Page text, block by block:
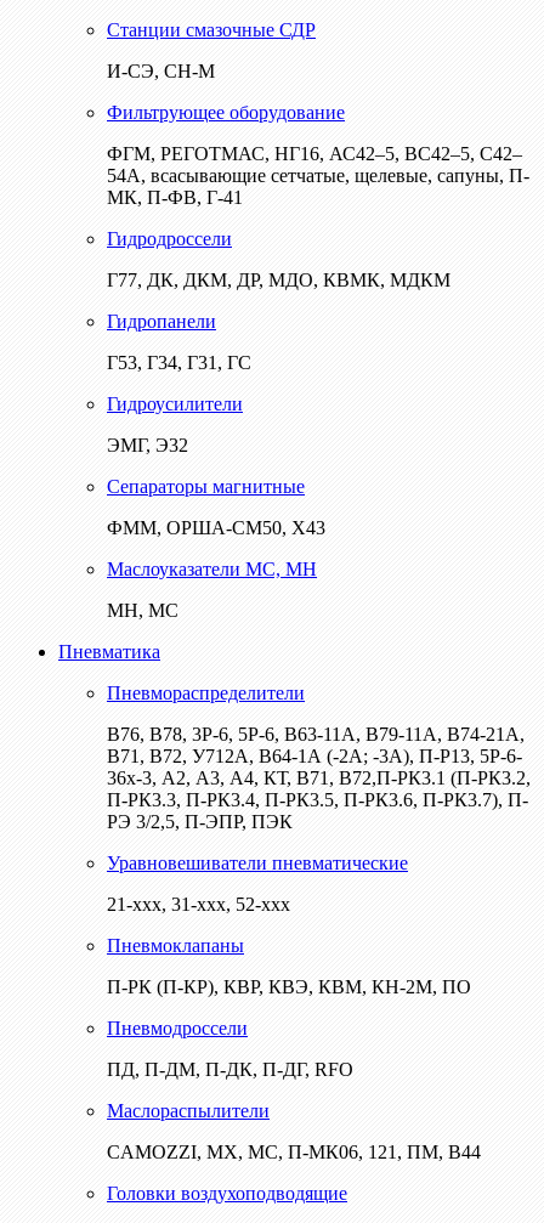
Станции смазочные СДР
И-СЭ, СН-М
Фильтрующее оборудование
ФГМ, РЕГОТМАС, НГ16, АС42–5, ВС42–5, С42–
54А, всасывающие сетчатые, щелевые, сапуны, П-
МК, П-ФВ, Г-41
Гидродроссели
Г77, ДК, ДКМ, ДР, МДО, КВМК, МДКМ
Гидропанели
Г53, Г34, Г31, ГС
Гидроусилители
ЭМГ, Э32
Сепараторы магнитные
ФММ, ОРША-СМ50, Х43
Маслоуказатели МС, МН
МН, МС
Пневматика
Пневмораспределители
В76, В78, 3Р-6, 5Р-6, В63-11А, В79-11А, В74-21А,
В71, В72, У712А, В64-1А (-2А; -3А), П-Р13, 5Р-6-
36х-3, А2, А3, А4, КТ, В71, В72,П-РК3.1 (П-РК3.2,
П-РК3.3, П-РК3.4, П-РК3.5, П-РК3.6, П-РК3.7), П-
РЭ 3/2,5, П-ЭПР, ПЭК
Уравновешиватели пневматические
21-ххх, 31-ххх, 52-ххх
Пневмоклапаны
П-РК (П-КР), КВР, КВЭ, КВМ, КН-2М, ПО
Пневмодроссели
ПД, П-ДМ, П-ДК, П-ДГ, RFO
Маслораспылители
CAMOZZI, МХ, МС, П-МК06, 121, ПМ, В44
Головки воздухоподводящие